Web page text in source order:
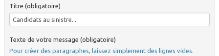
Titre (obligatoire)
Texte de votre message (obligatoire)
Pour créer des paragraphes, laissez simplement des lignes vides.